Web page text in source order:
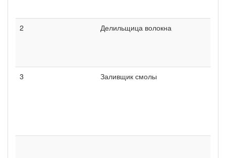
2 Делильщица волокна
3 Заливщик смолы